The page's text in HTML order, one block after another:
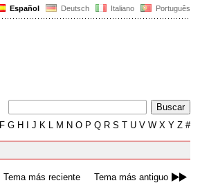
Español Deutsch Italiano Português
F G H J K L M N O P Q R S T U V W X Y Z #
Tema más reciente Tema más antiguo